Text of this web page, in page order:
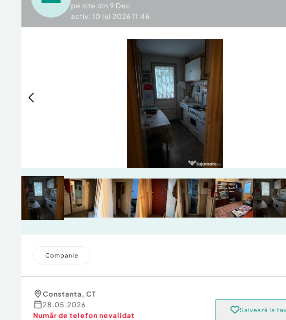
pe site din 9 Dec
activ: 10 Iul 2026 11:46
Companie
Constanta, CT
28.05.2026
Număr de telefon nevalidat
Salvează la